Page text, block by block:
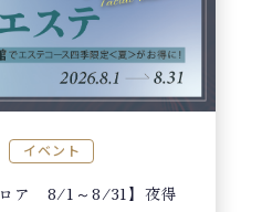
イベント
ロア 8/1～8/31】夜得